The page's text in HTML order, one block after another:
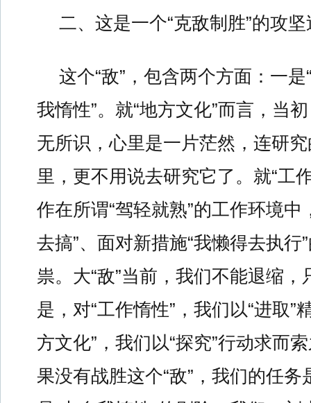
二、这是一个“克敌制胜”的攻
这个“敌”，包含两个方面：一是
我惰性”。就“地方文化”而言，当
无所识，心里是一片茫然，连研
里，更不用说去研究它了。就“工
作在所谓“驾轻就熟”的工作环境中
去搞”、面对新措施“我懒得去执行
祟。大“敌”当前，我们不能退缩
是，对“工作惰性”，我们以“进取”
方文化”，我们以“探究”行动求而
果没有战胜这个“敌”，我们的任